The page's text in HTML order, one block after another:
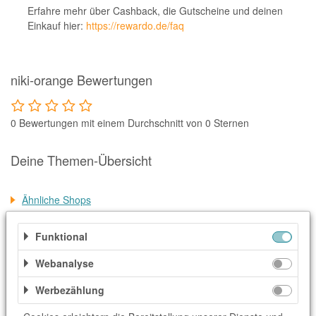
Parfumdreams
OTTO Office
Udemy
HappyKeks
Pets Deli
Click & Boat
Lidl
BOGNER
XXXLutz
BADER
Erfahre mehr über Cashback, die Gutscheine und deinen
Einkauf hier: https://rewardo.de/faq
niki-orange Bewertungen
0 Bewertungen mit einem Durchschnitt von 0 Sternen
Deine Themen-Übersicht
Ähnliche Shops
Weitere Informationen
Kategorien
Accessoires & Taschen
Mode & Accessoires
TV & Video
Funktional
Webanalyse
Werbezählung